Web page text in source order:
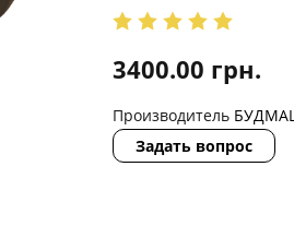
3400.00 грн.
Производитель
Задать вопрос